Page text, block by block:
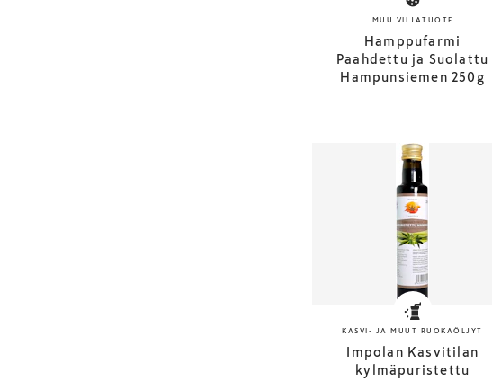
MUU VILJATUOTE
Hamppufarmi
Paahdettu ja Suolattu
Hampunsiemen 250g
KASVI- JA MUUT RUOKAÖLJYT
Impolan Kasvitilan
kylmäpuristettu